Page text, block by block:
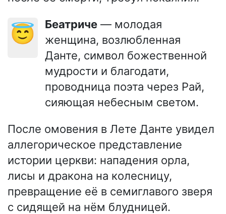
😇 Беатриче — молодая
женщина, возлюбленная
Данте, символ божественной
мудрости и благодати,
проводница поэта через Рай,
сияющая небесным светом.
После омовения в Лете Данте увидел
аллегорическое представление
истории церкви: нападения орла,
лисы и дракона на колесницу,
превращение её в семиглавого зверя
с сидящей на нём блудницей.